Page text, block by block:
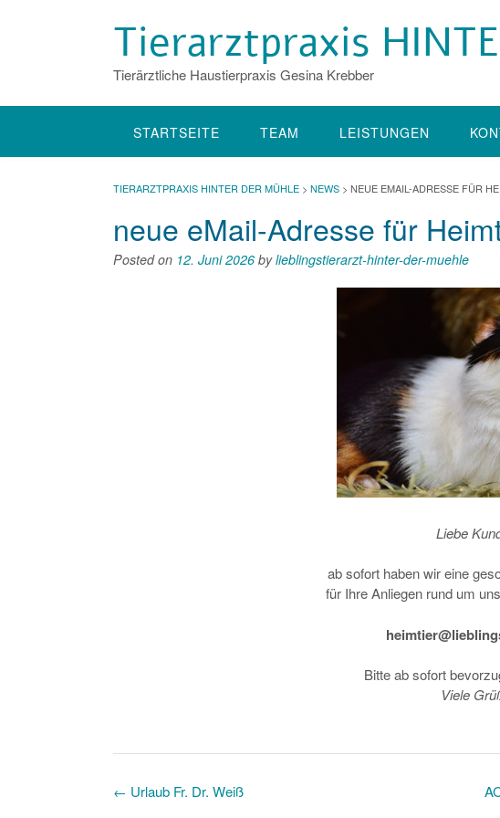
Tierarztpraxis
Tierärztliche Haustierpraxis Gesina Krebber
STARTSEITE TEAM LEISTUNGEN
TIERARZTPRAXIS HINTER DER MÜHLE > NEWS > NEUE EMAIL-ADRESSE FÜR
neue eMail-Adresse für
Posted on 12. Juni 2026 bylieblingstierarzt-hinter-der-muehle
Liebe
ab sofort haben wir eine
für Ihre Anliegen rund um
Bitte ab sofort
Viele
Post
← Urlaub Fr. Dr. Weiß